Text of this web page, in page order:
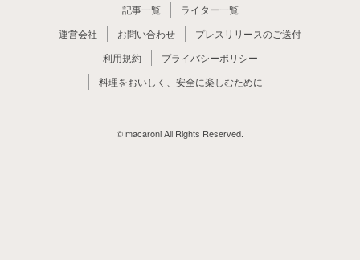
記事一覧
ライター一覧
運営会社
お問い合わせ
プレスリリースのご送付
利用規約
プライバシーポリシー
料理をおいしく、安全に楽しむために
© macaroni All Rights Reserved.